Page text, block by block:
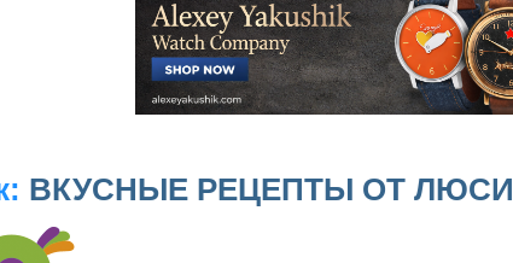
ВКУСНЫЕ РЕЦЕПТЫ ОТ ЛЮСИ